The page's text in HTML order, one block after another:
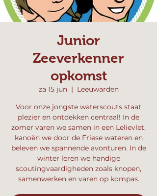
Junior
Zeeverkenner
opkomst
za 15 jun
  |
Leeuwarden
Voor onze jongste waterscouts staat
plezier en ontdekken centraal! In de
zomer varen we samen in een Lelievlet,
kanoën we door de Friese wateren en
beleven we spannende avonturen. In de
winter leren we handige
scoutingvaardigheden zoals knopen,
samenwerken en varen op kompas.